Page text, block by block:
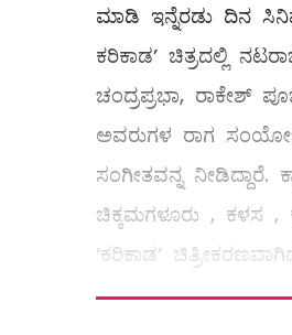
ಮಾಡಿ ಇನ್ನೆರಡು ದಿನ
ಕರಿಕಾಡ’ ಚಿತ್ರದಲ್ಲಿ
ಚಂದ್ರಪ್ರಭಾ, ರಾಕೇಶ್
ಅವರುಗಳ ರಾಗ
ಸಂಗೀತವನ್ನ
ಚಿಕ್ಕಮಗಳೂರು , ಕಳಸ ,
‘ಕರಿಕಾಡ’